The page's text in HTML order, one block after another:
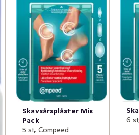
Skavsårsplåster Mix
Pack
5 st, Compeed
6